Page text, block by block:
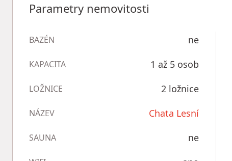
Parametry nemovitosti
BAZÉN ne
KAPACITA 1 až 5 osob
LOŽNICE 2 ložnice
NÁZEV Chata Lesní
SAUNA ne